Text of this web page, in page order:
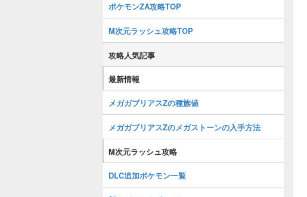
ポケモンZA攻略TOP
M次元ラッシュ攻略TOP
攻略人気記事
最新情報
メガガブリアスZの種族値
メガガブリアスZのメガストーンの入手方法
M次元ラッシュ攻略
DLC追加ポケモン一覧